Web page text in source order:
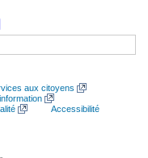
aux citoyens
Accessibilité